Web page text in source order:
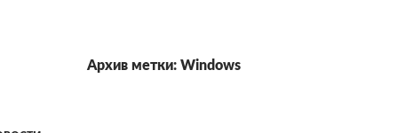
Архив метки: Windows